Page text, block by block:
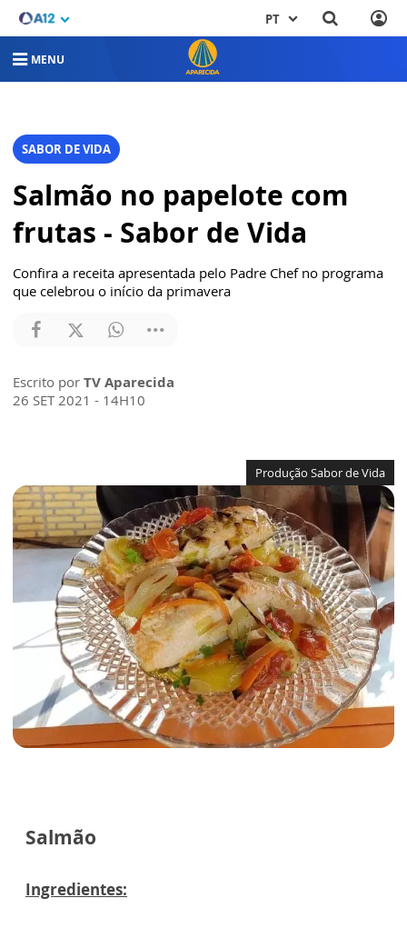
PT
MENU
SABOR DE VIDA
Salmão no papelote com
frutas - Sabor de Vida
Confira a receita apresentada pelo Padre Chef no programa
que celebrou o início da primavera
Escrito por TV Aparecida
26 SET 2021 - 14H10
Produção Sabor de Vida
Salmão
Ingredientes: